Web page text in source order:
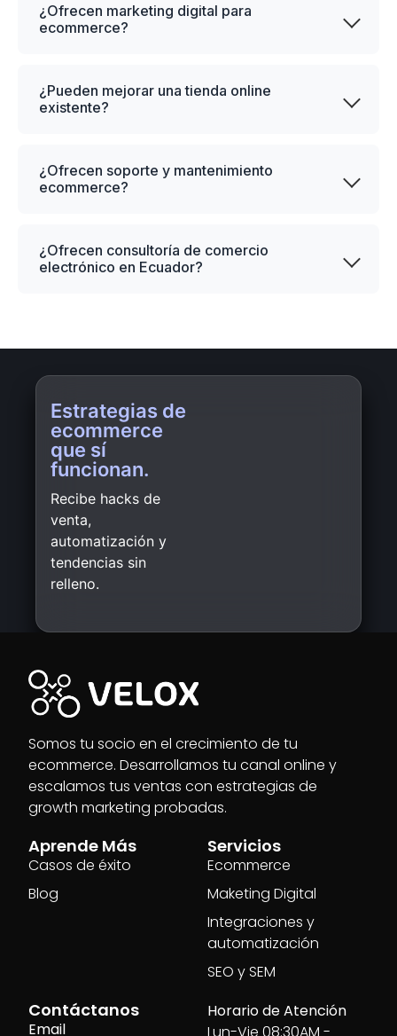
¿Ofrecen marketing digital para
ecommerce?
¿Pueden mejorar una tienda online
existente?
¿Ofrecen soporte y mantenimiento
ecommerce?
¿Ofrecen consultoría de comercio
electrónico en Ecuador?
Estrategias de
ecommerce
que sí
funcionan.
Recibe hacks de
venta,
automatización y
tendencias sin
relleno.
Somos tu socio en el crecimiento de tu
ecommerce. Desarrollamos tu canal online y
escalamos tus ventas con estrategias de
growth marketing probadas.
Aprende Más
Casos de éxito
Blog
Servicios
Ecommerce
Maketing Digital
Integraciones y
automatización
SEO y SEM
Contáctanos
Email
Horario de Atención
Lun-Vie 08:30AM -